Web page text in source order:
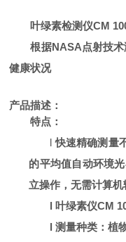
叶绿素检测仪CM
根据NASA点射技
健康状况
产品描述：
特点：
l快速精确测量
的平均值自动环境光
立操作，无需计算机
l 叶绿素仪CM
l测量种类：植